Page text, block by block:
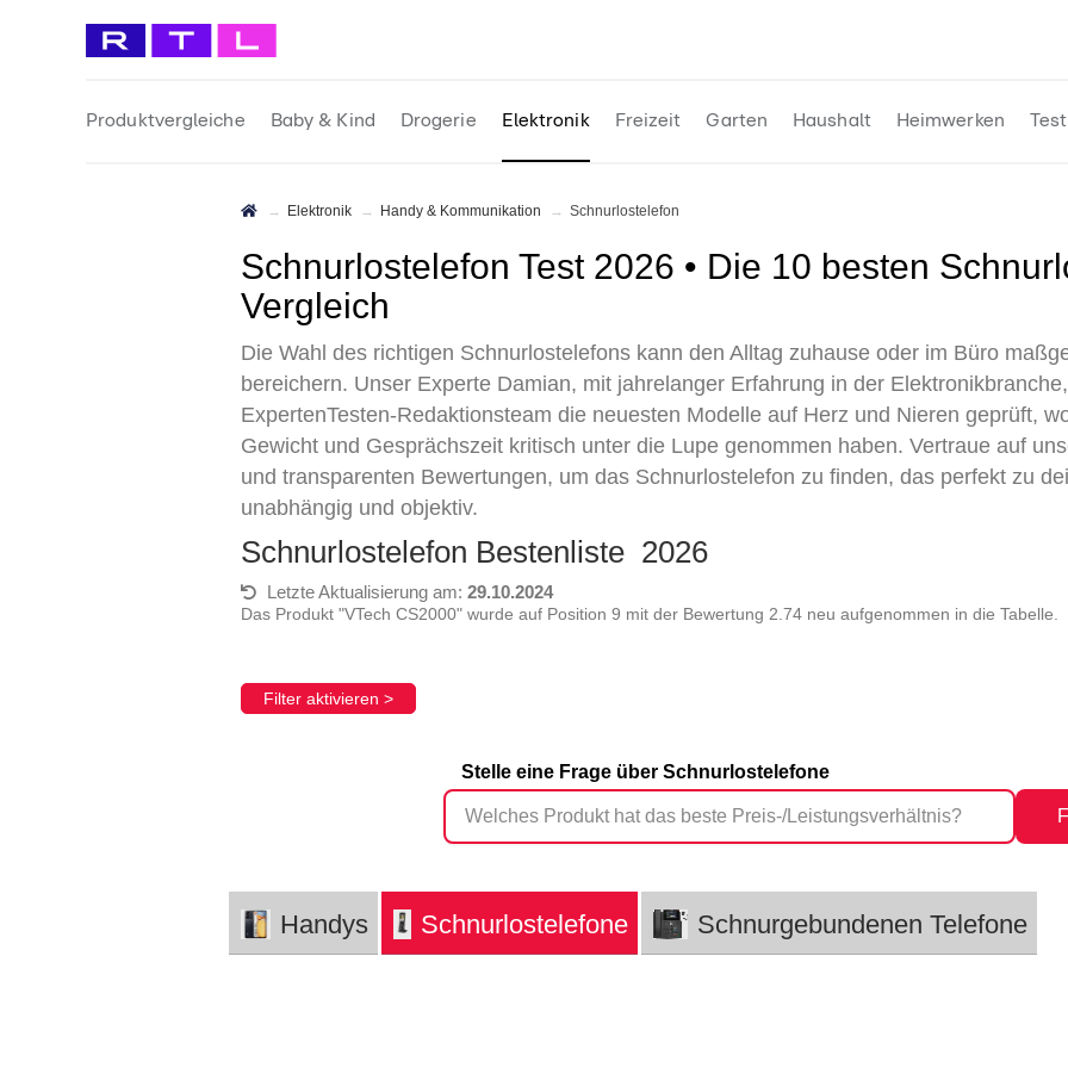
Produktvergleiche Baby & Kind Drogerie Elektronik Freizeit Garten Haushalt Heimwerken
Elektronik Handy & Kommunikation Schnurlostelefon
Schnurlostelefon Test 2026 • Die 10 besten Schnurlostelefone im
Vergleich
Die Wahl des richtigen Schnurlostelefons kann den Alltag zuhause oder im Büro
bereichern. Unser Experte Damian, mit jahrelanger Erfahrung in der
ExpertenTesten-Redaktionsteam die neuesten Modelle auf Herz und Nieren geprüft,
Gewicht und Gesprächszeit kritisch unter die Lupe genommen haben. Vertraue auf
und transparenten Bewertungen, um das Schnurlostelefon zu finden, das perfekt zu
unabhängig und objektiv.
Schnurlostelefon Bestenliste 2026
Letzte Aktualisierung am: 29.10.2024
Das Produkt "VTech CS2000" wurde auf Position 9 mit der Bewertung 2.74 neu aufgenommen in die Tabelle.
Filter aktivieren >
Stelle eine Frage über Schnurlostelefone
Handys Schnurlostelefone Schnurgebundenen Telefone